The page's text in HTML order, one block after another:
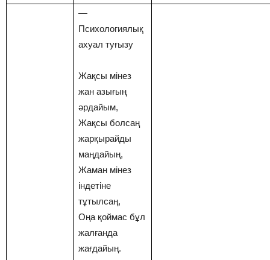
—
Психологиялық
ахуал туғызу
Жақсы мінез
жан азығың
әрдайым,
Жақсы болсаң
жарқырайды
маңдайың,
Жаман мінез
індетіне
тұтылсаң,
Оңа қоймас бұл
жалғанда
жағдайың.